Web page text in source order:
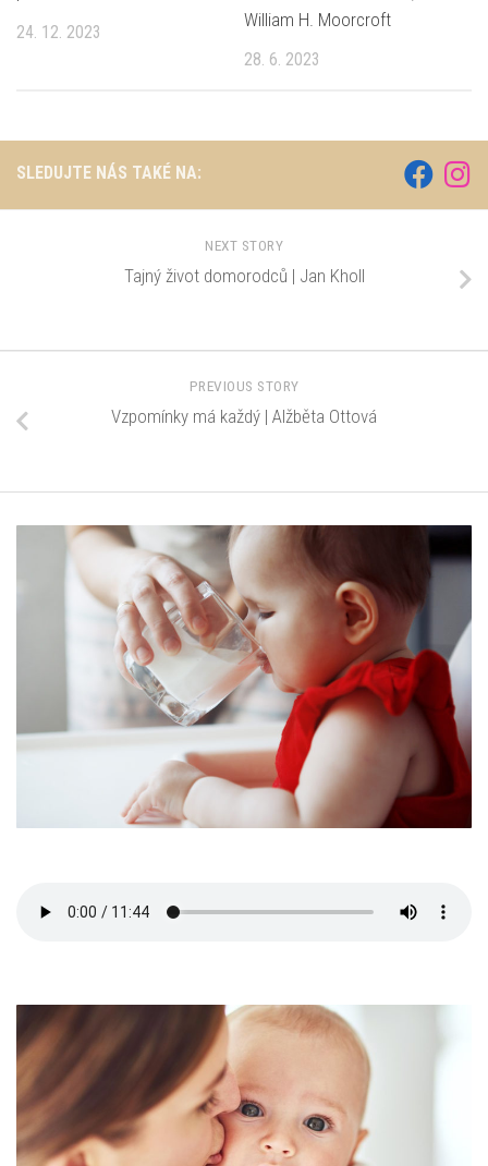
24. 12. 2023
William H. Moorcroft
28. 6. 2023
SLEDUJTE NÁS TAKÉ NA:
NEXT STORY
Tajný život domorodců | Jan Kholl
PREVIOUS STORY
Vzpomínky má každý | Alžběta Ottová